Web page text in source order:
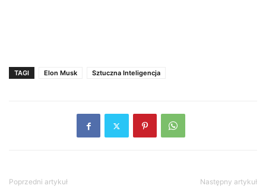
TAGI Elon Musk Sztuczna Inteligencja
Poprzedni artykuł Następny artykuł